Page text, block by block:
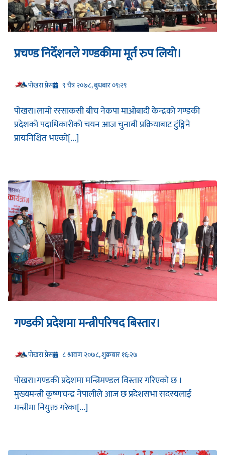
प्रचण्ड निर्देशनले गण्डकीमा मूर्त रुप लियो।
प‍ोखरा प्रेस ९ चैत्र २०७८, बुधबार ०९:२९
पोखरा।लामो रस्साकसी बीच नेकपा माओबादी केन्द्रको गण्डकी
प्रदेशको पदाधिकारीको चयन आज चुनाबी प्रक्रियाबाट टुंङ्गिने
प्रायःनिश्चित भएको[...]
गण्डकी प्रदेशमा मन्त्रीपरिषद बिस्तार।
प‍ोखरा प्रेस ८ श्रावण २०७८, शुक्रबार १६:२७
पोखरा।गण्डकी प्रदेशमा मन्त्रिमण्डल विस्तार गरिएको छ ।
मुख्यमन्त्री कृष्णचन्द्र नेपालीले आज छ प्रदेशसभा सदस्यलाई
मन्त्रीमा नियुक्त गरेका[...]